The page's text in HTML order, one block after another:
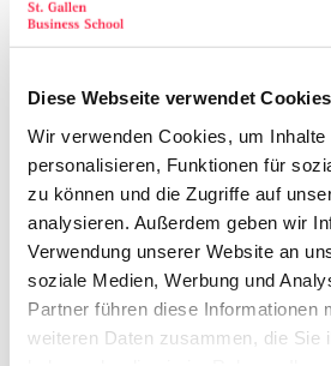
Diese Webseite verwendet Cookies
Wir verwenden Cookies, um Inhalte
personalisieren, Funktionen für
zu können und die Zugriffe auf
analysieren. Außerdem geben wir
Verwendung unserer Website an
soziale Medien, Werbung und
Partner führen diese Informationen
weiteren Daten zusammen, die Sie
obersten Managements mit dem Ziel,
verstehen, zu erkennen und so damit
als andere damit umzugehen, kultiviert
THEMEN
Alle reden von Komplexität:
sie so gefährlich?
Die Komplexitäts-Kennzahl:
Komplexität transparent und
Strategien zur Komplexitäts-